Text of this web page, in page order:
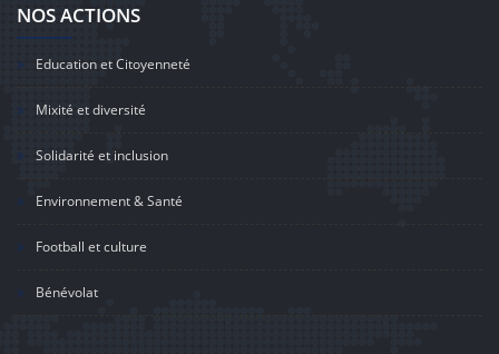
NOS ACTIONS
Education et Citoyenneté
Mixité et diversité
Solidarité et inclusion
Environnement & Santé
Football et culture
Bénévolat